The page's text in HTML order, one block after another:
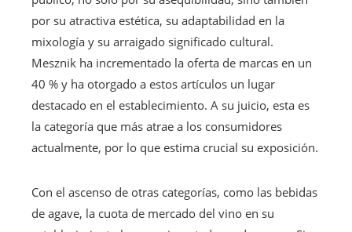
por su atractiva estética, su adaptabilidad en la
mixología y su arraigado significado cultural.
Mesznik ha incrementado la oferta de marcas en un
40 % y ha otorgado a estos artículos un lugar
destacado en el establecimiento. A su juicio, esta es
la categoría que más atrae a los consumidores
actualmente, por lo que estima crucial su exposición.
Con el ascenso de otras categorías, como las bebidas
de agave, la cuota de mercado del vino en su